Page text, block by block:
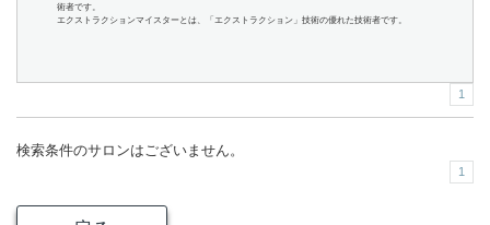
術者です。
エクストラクションマイスターとは、「エクストラクション」技術の優れた技術者です。
1
検索条件のサロンはございません。
1